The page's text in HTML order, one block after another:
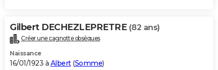
Gilbert DECHEZLEPRETRE (82 ans)
Créer une cagnotte obsèques
Naissance
16/01/1923 à Albert(Somme)